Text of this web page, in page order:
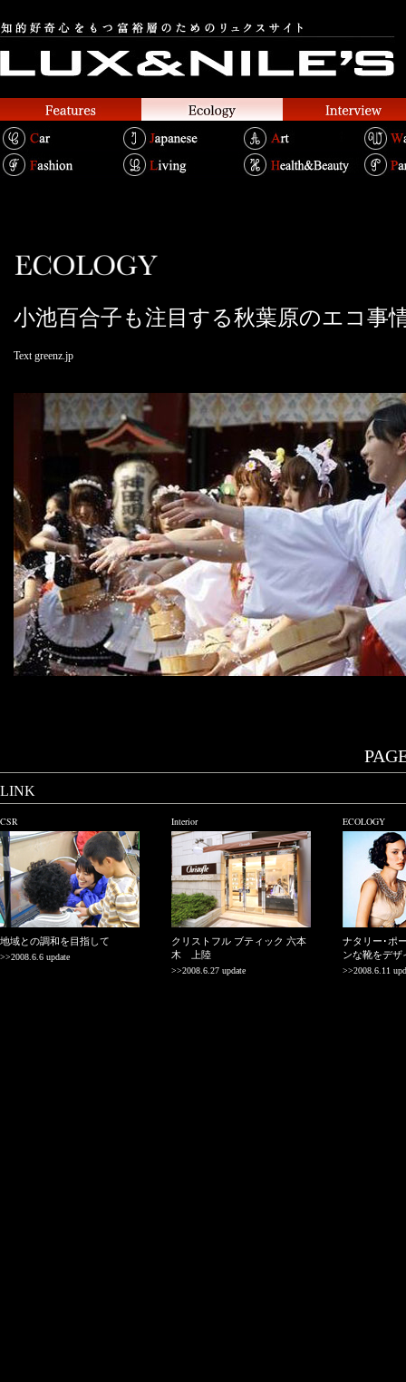
小池百合子も注目する秋葉原のエコ事
Text greenz.jp
LINK
CSR
地域との調和を目指して
>>2008.6.6 update
Interior
クリストフル ブティック 六本
木 上陸
>>2008.6.27 update
ECOLOGY
ナタリー･ポ
ンな靴をデザ
>>2008.6.11